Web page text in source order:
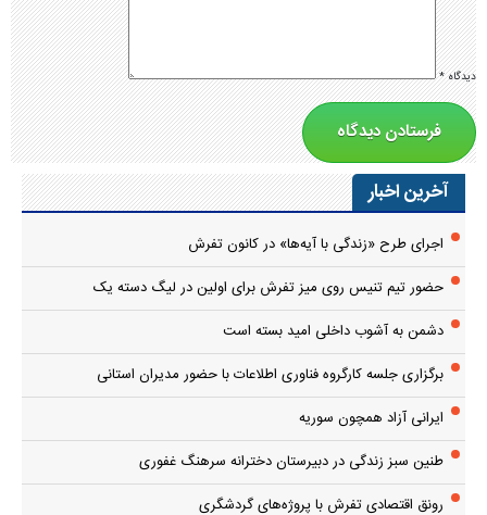
دیدگاه*
آخرین اخبار
اجرای طرح «زندگی با آیه‌ها» در کانون تفرش
حضور تیم تنیس روی میز تفرش برای اولین در لیگ دسته یک
دشمن به آشوب داخلی امید بسته است
برگزاری جلسه کارگروه فناوری اطلاعات با حضور مدیران استانی
ایرانی آزاد همچون سوریه
طنین سبز زندگی در دبیرستان دخترانه سرهنگ غفوری
رونق اقتصادی تفرش با پروژه‌های گردشگری